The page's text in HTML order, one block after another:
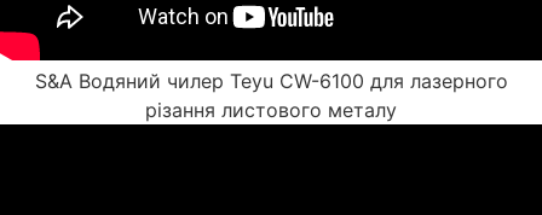
S&A Водяний чилер Teyu CW-6100 для лазерного
різання листового металу